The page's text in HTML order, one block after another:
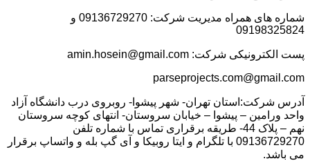
شماره های همراه مدیریت شرکت: 09136729270 و
09198325824
پست الکترونیکی شرکت: amin.hosein@gmail.com
parseprojects.com@gmail.com
آدرس شرکت:استان تهران- شهر پیشوا- روبروی درب دانشگاه آزاد
واحد ورامین – پیشوا – خیابان سروستان- انتهای کوچه سروستان
نهم – پلاک 44- طریقه برقراری تماس با شماره تلفن
09136729270 با تلگرام و ایتا روبیکا و آی گپ بله و واتساپ برقرار
می باشد.